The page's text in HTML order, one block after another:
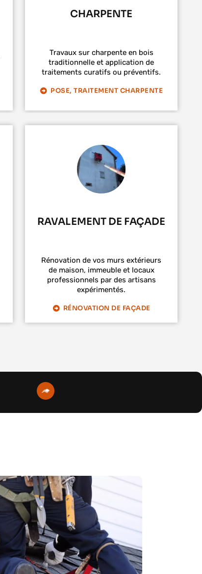
CHARPENTE
Travaux sur charpente en bois
traditionnelle et application de
traitements curatifs ou préventifs.
POSE, TRAITEMENT CHARPENTE
RAVALEMENT DE FAÇADE
Rénovation de vos murs extérieurs
de maison, immeuble et locaux
professionnels par des artisans
expérimentés.
RÉNOVATION DE FAÇADE